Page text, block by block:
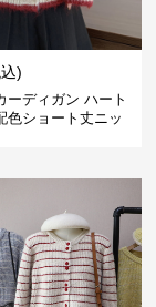
)
ーディガン ハート
色ショート丈ニッ